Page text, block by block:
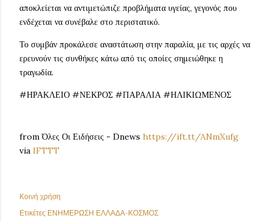
αποκλείεται να αντιμετώπιζε προβλήματα υγείας, γεγονός που
ενδέχεται να συνέβαλε στο περιστατικό.
Το συμβάν προκάλεσε αναστάτωση στην παραλία, με τις αρχές να
ερευνούν τις συνθήκες κάτω από τις οποίες σημειώθηκε η
τραγωδία.
#ΗΡΑΚΛΕΙΟ #ΝΕΚΡΟΣ #ΠΑΡΑΛΙΑ #ΗΛΙΚΙΩΜΕΝΟΣ
from Όλες Οι Ειδήσεις - Dnews https://ift.tt/ANmXufg
via IFTTT
Κοινή χρήση
Ετικέτες ΕΝΗΜΕΡΩΣΗ ΕΛΛΑΔΑ-ΚΟΣΜΟΣ